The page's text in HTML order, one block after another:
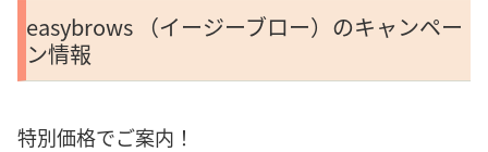
easybrows （イージーブロー）のキャンペー
ン情報
特別価格でご案内！